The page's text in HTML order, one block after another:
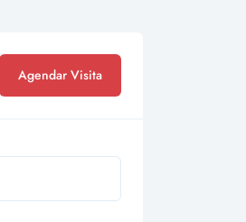
Agendar Visita